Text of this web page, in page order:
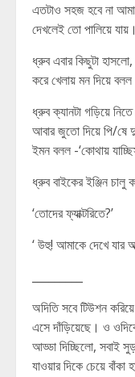
এতটাও সহজ হবে না
দেখলেই তো পালিয়ে
ধ্রুব এবার কিছুটা
করে খেলায় মন দিয়ে
ধ্রুব ক্যানটা গড়িয়ে
আবার জুতো দিয়ে পি/ষে
ইমন বলল -‘কোথায়
ধ্রুব বাইকের ইঞ্জিন চালু
‘তোদের ফ্যাক্টরিতে?’
‘ উহু! আমাকে দেখে যার
অদিতি সবে টিউশন
এসে দাঁড়িয়েছে। ও
আড্ডা দিচ্ছিলো, সবাই
যাওয়ার দিকে চেয়ে